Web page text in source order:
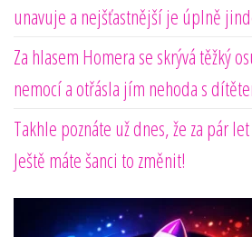
unavuje a nejšťastnější je úplně
Za hlasem Homera se skrývá těžký
nemocí a otřásla jím nehoda s
Takhle poznáte už dnes, že za pár
Ještě máte šanci to změnit!